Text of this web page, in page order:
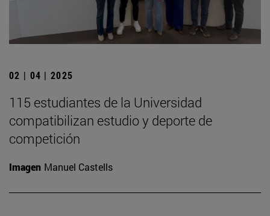
02 | 04 | 2025
115 estudiantes de la Universidad
compatibilizan estudio y deporte de
competición
Imagen Manuel Castells